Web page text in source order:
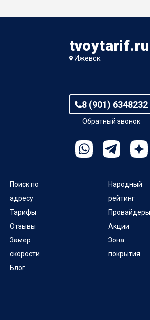
Енисейский пр-д
Заводской пер
Западный пер
Заречное шоссе
Заречный пер
Звеньевой пер
Ивановский пер
tvoytarif.ru
Ижевск
8 (901) 6348232
Обратный звонок
Поиск по
адресу
Тарифы
Отзывы
Замер
скорости
Блог
Народный
рейтинг
Провайдеры
Акции
Зона
покрытия